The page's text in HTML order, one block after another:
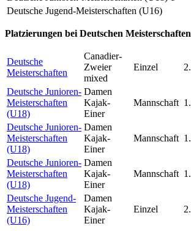
Deutsche Jugend-Meisterschaften (U16)
Platzierungen bei Deutschen Meisterschaften
Deutsche
Meisterschaften
Canadier-
Zweier
mixed
Einzel 2.
Deutsche Junioren-
Meisterschaften
(U18)
Damen
Kajak-
Einer
Mannschaft 1.
Deutsche Junioren-
Meisterschaften
(U18)
Damen
Kajak-
Einer
Mannschaft 1.
Deutsche Junioren-
Meisterschaften
(U18)
Damen
Kajak-
Einer
Mannschaft 1.
Deutsche Jugend-
Meisterschaften
(U16)
Damen
Kajak-
Einer
Einzel 2.